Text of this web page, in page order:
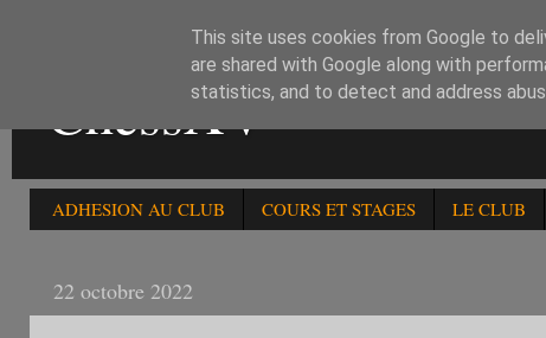
ChessXV
ADHESION AU CLUB COURS ET STAGES LE CLUB
22 octobre 2022
This site uses cookies from Google to
are shared with Google along with
statistics, and to detect and address